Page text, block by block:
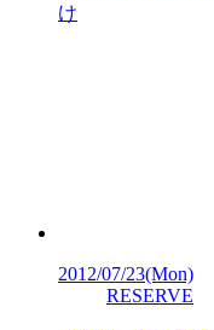
け
2012/07/23(Mon)
RESERVE